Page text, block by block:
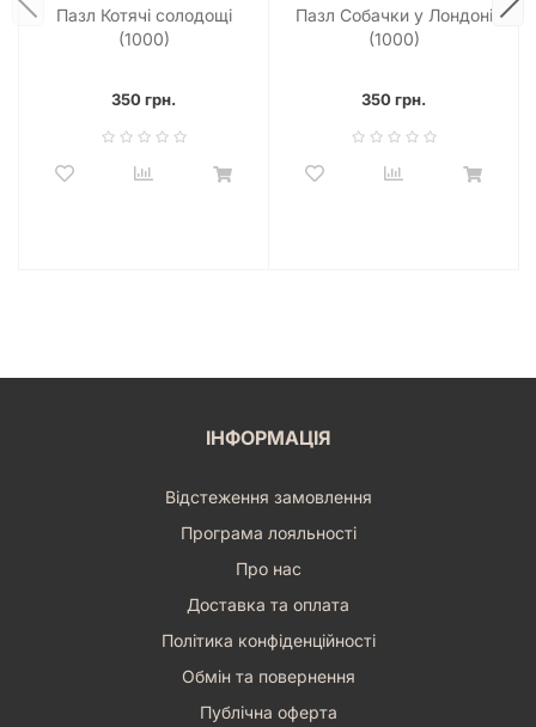
Пазл Котячі солодощі
(1000)
350 грн.
Пазл Собачки у Лондоні
(1000)
350 грн.
ІНФОРМАЦІЯ
Відстеження замовлення
Програма лояльності
Про нас
Доставка та оплата
Політика конфіденційності
Обмін та повернення
Публічна оферта